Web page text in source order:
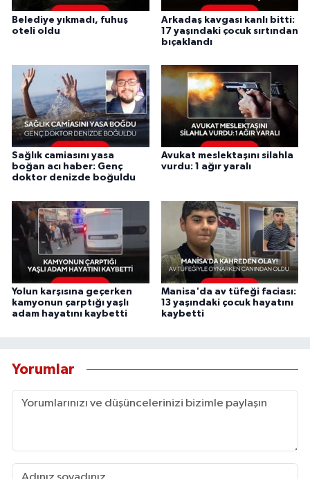
Belediye yıkmadı, fuhuş
oteli oldu
Arkadaş kavgası kanlı bitti:
17 yaşındaki çocuk sırtından
bıçaklandı
Sağlık camiasını yasa
boğan acı haber: Genç
doktor denizde boğuldu
Avukat meslektaşını silahla
vurdu: 1 ağır yaralı
Yolun karşısına geçerken
kamyonun çarptığı yaşlı
adam hayatını kaybetti
Manisa'da av tüfeği faciası:
13 yaşındaki çocuk hayatını
kaybetti
Yorumlar